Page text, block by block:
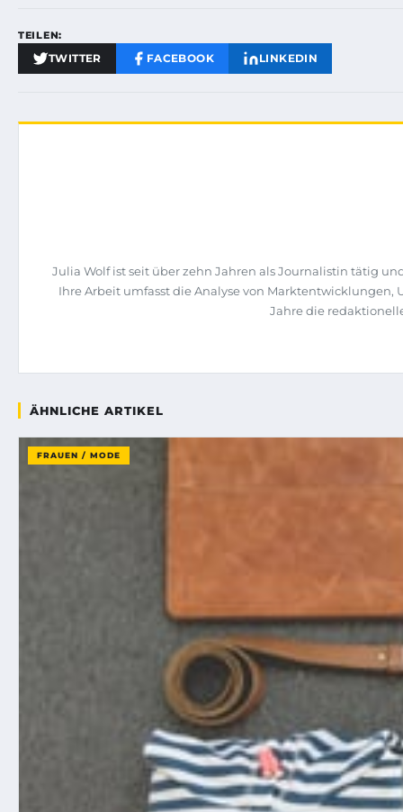
TEILEN:
TWITTER FACEBOOK LINKEDIN
Julia Wolf ist seit über zehn Jahren als Journalistin tätig
Ihre Arbeit umfasst die Analyse von
Jahre die
ÄHNLICHE ARTIKEL
FRAUEN / MODE